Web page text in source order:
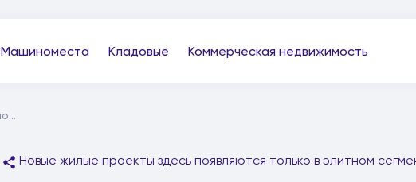
Машиноместа Кладовые Коммерческая недвижимость
Магия места: чем притягивает Замоскворечье
Новые жилые проекты здесь появляются только в элитном